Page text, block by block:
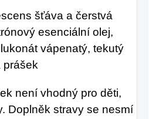
šťáva a čerstvá
esenciální olej,
vápenatý, tekutý
prášek
není vhodný pro děti,
Doplněk stravy se nesmí